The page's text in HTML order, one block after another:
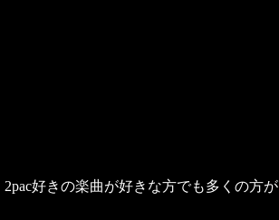
好きの楽曲が好きな方でも多くの方が